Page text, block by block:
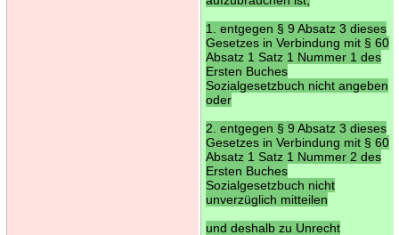
1. entgegen § 9 Absatz 3 dieses
Gesetzes in Verbindung mit § 60
Absatz 1 Satz 1 Nummer 1 des
Ersten Buches
Sozialgesetzbuch nicht angeben
oder
2. entgegen § 9 Absatz 3 dieses
Gesetzes in Verbindung mit § 60
Absatz 1 Satz 1 Nummer 2 des
Ersten Buches
Sozialgesetzbuch nicht
unverzüglich mitteilen
und deshalb zu Unrecht